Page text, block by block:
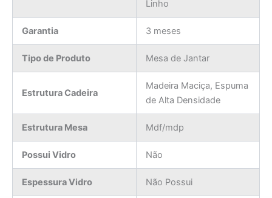
Linho
Garantia 3 meses
Tipo de Produto Mesa de Jantar
Estrutura Cadeira
Madeira Maciça, Espuma
de Alta Densidade
Estrutura Mesa Mdf/mdp
Possui Vidro Não
Espessura Vidro Não Possui